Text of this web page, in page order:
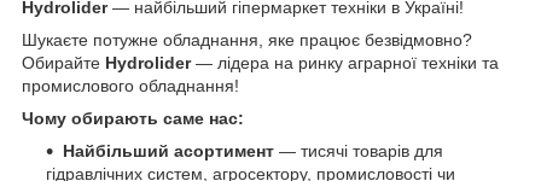
Hydrolider— найбільший гіпермаркет техніки в Україні!
Шукаєте потужне обладнання, яке працює безвідмовно?
Обирайте Hydrolider— лідера на ринку аграрної техніки та
промислового обладнання!
Чому обирають саме нас:
Найбільший асортимент — тисячі товарів для
гідравлічних систем, агросектору, промисловості чи